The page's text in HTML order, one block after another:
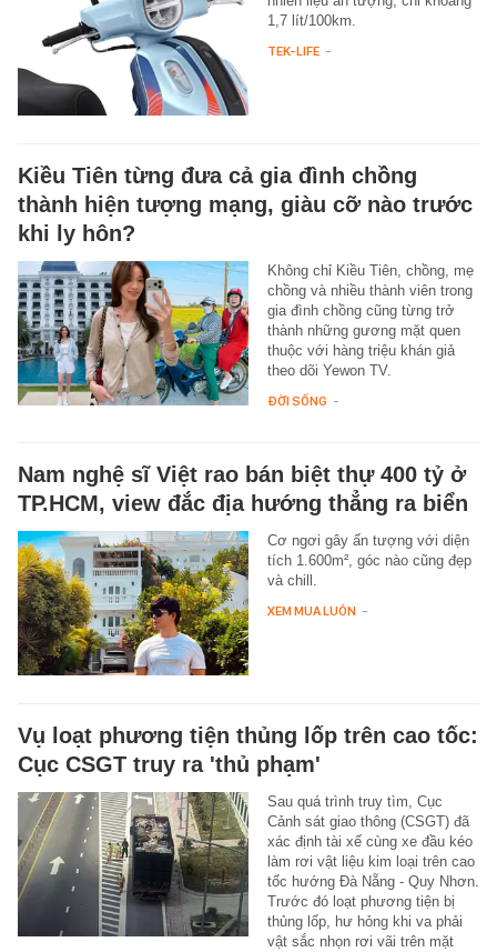
1,7 lít/100km.
TEK-LIFE -
Kiều Tiên từng đưa cả gia đình chồng
thành hiện tượng mạng, giàu cỡ nào trước
khi ly hôn?
Không chỉ Kiều Tiên, chồng, mẹ
chồng và nhiều thành viên trong
gia đình chồng cũng từng trở
thành những gương mặt quen
thuộc với hàng triệu khán giả
theo dõi Yewon TV.
ĐỜI SỐNG -
Nam nghệ sĩ Việt rao bán biệt thự 400 tỷ ở
TP.HCM, view đắc địa hướng thẳng ra biển
Cơ ngơi gây ấn tượng với diện
tích 1.600m², góc nào cũng đẹp
và chill.
XEM MUA LUÔN -
Vụ loạt phương tiện thủng lốp trên cao tốc:
Cục CSGT truy ra 'thủ phạm'
Sau quá trình truy tìm, Cục
Cảnh sát giao thông (CSGT) đã
xác định tài xế cùng xe đầu kéo
làm rơi vật liệu kim loại trên cao
tốc hướng Đà Nẵng - Quy Nhơn.
Trước đó loạt phương tiện bị
thủng lốp, hư hỏng khi va phải
vật sắc nhọn rơi vãi trên mặt